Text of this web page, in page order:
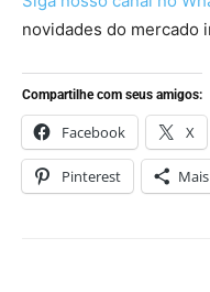
novidades do mercado
Compartilhe com seus amigos:
Facebook X
Pinterest Mais